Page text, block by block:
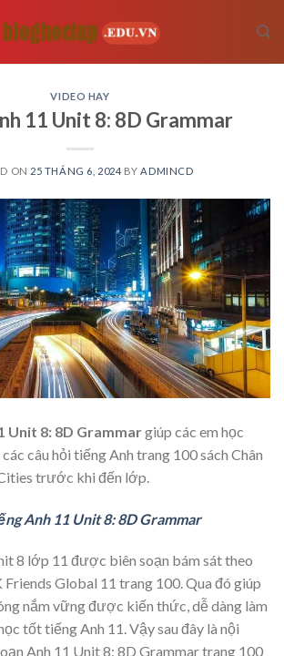
VIDEO HAY
11 Unit 8: 8D Grammar
ON 25 THÁNG 6, 2024 BY ADMINCD
Unit 8: 8D Grammargiúp các em học
câu hỏi tiếng Anh trang 100 sách Chân
trước khi đến lớp.
Anh 11 Unit 8: 8D Grammar
8 lớp 11 được biên soạn bám sát theo
Global 11 trang 100. Qua đó giúp
nắm vững được kiến thức, dễ dàng làm
tốt tiếng Anh 11. Vậy sau đây là nội
Anh 11 Unit 8: 8D Grammar trang 100